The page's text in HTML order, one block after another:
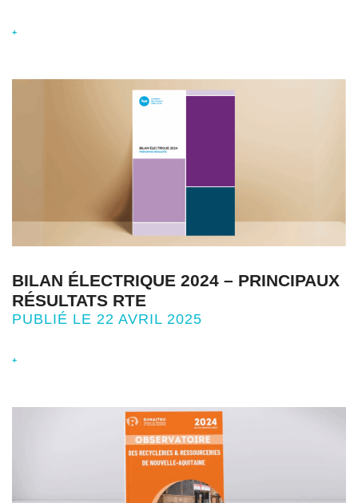
+
BILAN ÉLECTRIQUE 2024 – PRINCIPAUX
RÉSULTATS RTE
PUBLIÉ LE 22 AVRIL 2025
+